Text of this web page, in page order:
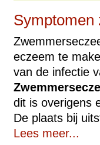
Symptomen
eczeem te
van de infectie
dit is overigens
De plaats bij
Lees meer...